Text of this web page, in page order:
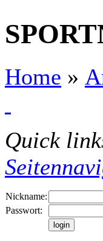
Home »
Quick
Nickname:
Passwort: